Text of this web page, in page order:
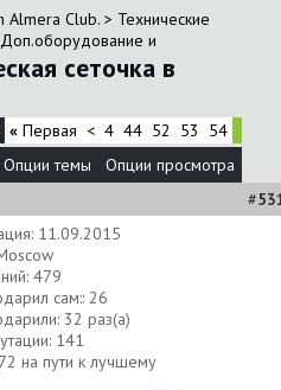
Almera Club. > Технические
Доп.оборудование и
сеточка в
« Первая < 4 44 52 53
54
Опции темы
Опции просмотра
#
11.09.2015
479
сам:: 26
32 раз(а)
141